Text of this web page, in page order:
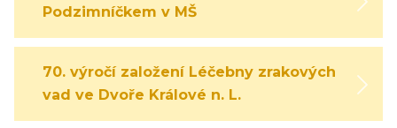
Podzimníčkem v MŠ
70. výročí založení Léčebny zrakových
vad ve Dvoře Králové n. L.